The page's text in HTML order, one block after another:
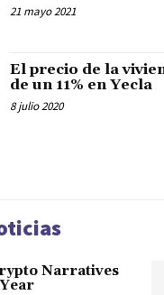
21 mayo 2021
El precio de la
de un 11% en Yecla
8 julio 2020
Narratives